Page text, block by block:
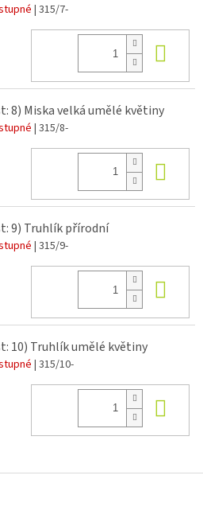
| 315/7-
8) Miska velká umělé květiny
| 315/8-
9) Truhlík přírodní
| 315/9-
10) Truhlík umělé květiny
| 315/10-